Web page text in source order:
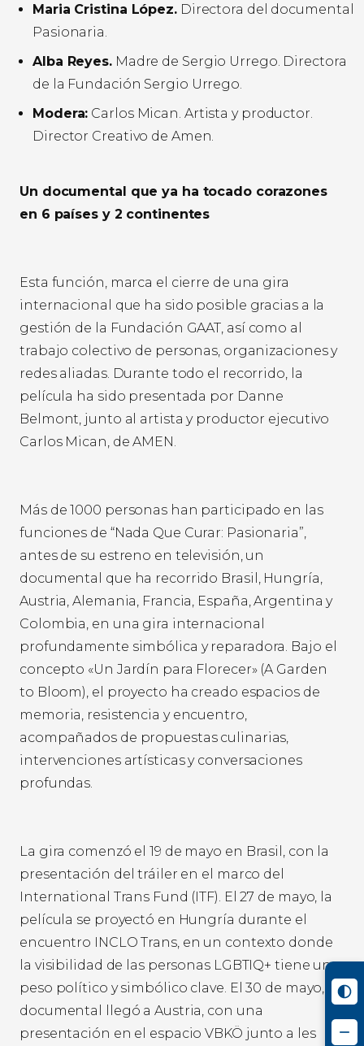
Maria Cristina López.Directora del documental
Pasionaria.
Alba Reyes.Madre de Sergio Urrego. Directora
de la Fundación Sergio Urrego.
Modera: Carlos Mican. Artista y productor.
Director Creativo de Amen.
Un documental que ya ha tocado corazones
en 6 países y 2 continentes
Esta función, marca el cierre de una gira
internacional que ha sido posible gracias a la
gestión de la Fundación GAAT, así como al
trabajo colectivo de personas, organizaciones y
redes aliadas. Durante todo el recorrido, la
película ha sido presentada por Danne
Belmont, junto al artista y productor ejecutivo
Carlos Mican, de AMEN.
Más de 1000 personas han participado en las
funciones de “Nada Que Curar: Pasionaria”,
antes de su estreno en televisión, un
documental que ha recorrido Brasil, Hungría,
Austria, Alemania, Francia, España, Argentina y
Colombia, en una gira internacional
profundamente simbólica y reparadora. Bajo el
concepto «Un Jardín para Florecer» (A Garden
to Bloom), el proyecto ha creado espacios de
memoria, resistencia y encuentro,
acompañados de propuestas culinarias,
intervenciones artísticas y conversaciones
profundas.
La gira comenzó el 19 de mayo en Brasil, con la
presentación del tráiler en el marco del
International Trans Fund (ITF). El 27 de mayo, la
película se proyectó en Hungría durante el
encuentro INCLO Trans, en un contexto donde
la visibilidad de las personas LGBTIQ+ tiene un
peso político y simbólico clave. El 30 de mayo, el
documental llegó a Austria, con una
presentación en el espacio VBKÖ junto a les